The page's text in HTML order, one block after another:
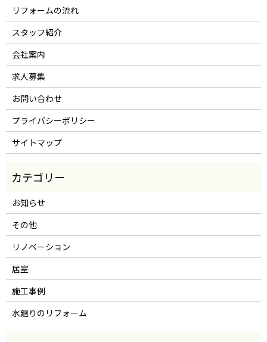
リフォームの流れ
スタッフ紹介
会社案内
求人募集
お問い合わせ
プライバシーポリシー
サイトマップ
お知らせ
その他
リノベーション
居室
施工事例
水廻りのリフォーム